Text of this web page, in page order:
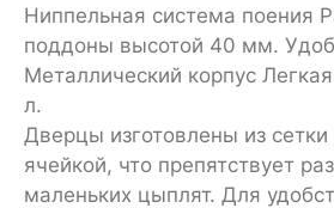
Ниппельная система поения
поддоны высотой 40 мм.
Металлический корпус
л.
Дверцы изготовлены из
ячейкой, что препятствует
маленьких цыплят. Для